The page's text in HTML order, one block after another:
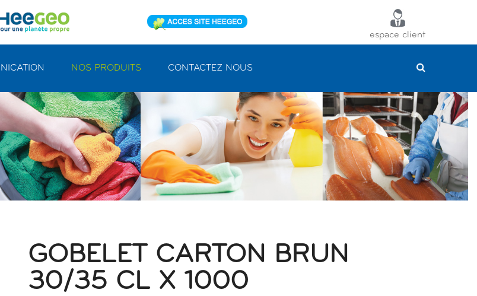
espace client
NOS PRODUITS CONTACTEZ NOUS
GOBELET CARTON BRUN
30/35 CL X 1000